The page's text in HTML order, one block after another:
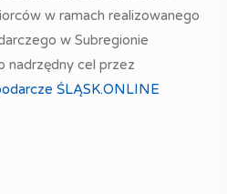
w ramach realizowanego
w Subregionie
nadrzędny cel przez
ŚLĄSK.ONLINE